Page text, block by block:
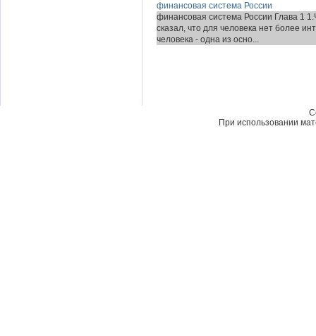
финансовая система России
финансовая система России Глава 1
сказал, что для человека нет более
человека - одна из осно...
При использовании